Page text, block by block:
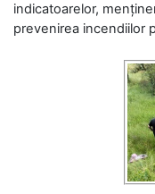
indicatoarelor,
prevenirea incendiilor